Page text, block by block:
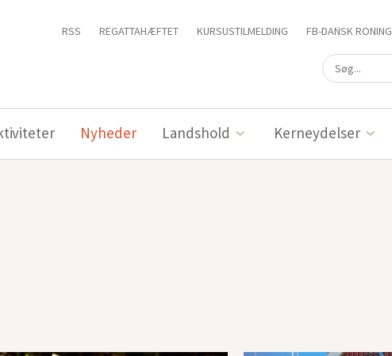
RSS REGATTAHÆFTET KURSUSTILMELDING FB-DANSK RONING
Nyheder Landshold Kerneydelser